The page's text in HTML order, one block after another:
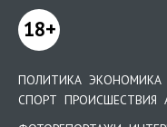
18+
ПОЛИТИКА ЭКОНОМИКА
СПОРТ ПРОИСШЕСТВИЯ